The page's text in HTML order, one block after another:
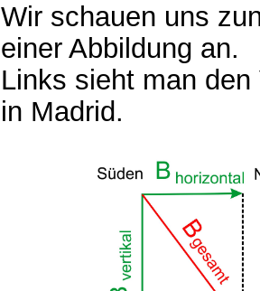
Wir schauen uns
einer Abbildung an.
Links sieht man
in Madrid.